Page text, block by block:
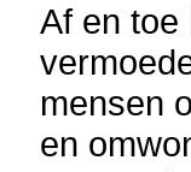
Af en toe
mensen
en